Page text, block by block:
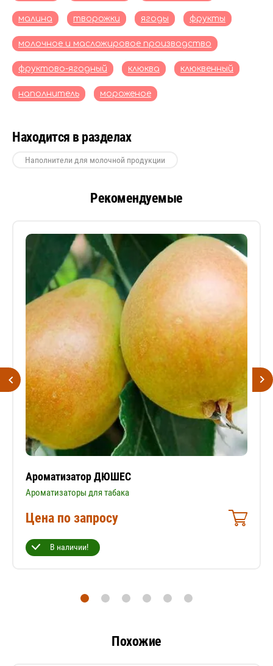
малина творожки ягоды фрукты
молочное и масложировое производство
фруктово-ягодный клюква клюквенный
наполнитель мороженое
Находится в разделах
Наполнители для молочной продукции
Рекомендуемые
Ароматизатор ДЮШЕС
Ароматизаторы для табака
Цена по запросу
В наличии!
Похожие